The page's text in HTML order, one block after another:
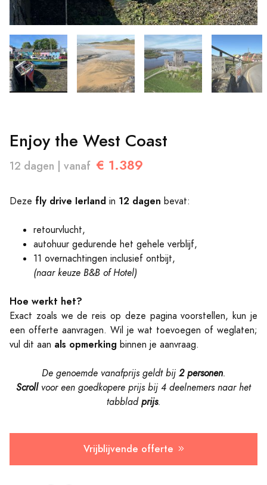
Enjoy the West Coast
12 dagen | vanaf € 1.389
Deze fly drive Ierland in 12 dagen bevat:
retourvlucht,
autohuur gedurende het gehele verblijf,
11 overnachtingen inclusief ontbijt,
(naar keuze B&B of Hotel)
Hoe werkt het?
Exact zoals we de reis op deze pagina voorstellen, kun je
een offerte aanvragen. Wil je wat toevoegen of weglaten;
vul dit aan als opmerking binnen je aanvraag.
De genoemde vanafprijs geldt bij 2 personen.
Scroll voor een goedkopere prijs bij 4 deelnemers naarhet
tabblad prijs.
Vrijblijvende offerte